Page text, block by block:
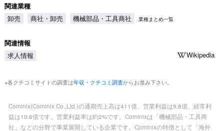
関連業種
卸売
商社・卸売 機械部品・工具商社 業種まとめ一覧
関連情報
求人情報
Wikipedia
※各クチコミサイトの調査は年収・クチコミ調査からお進み下さい。
Cominix(Cominix Co.,Ltd.)の通期売上高は411億、営業利益は9.8億、経常利
益は10.6億です。営業利益率は約2%です。Cominixは「機械部品・工具商
社」などの分野で事業展開している企業です。Cominixの特徴として「海外